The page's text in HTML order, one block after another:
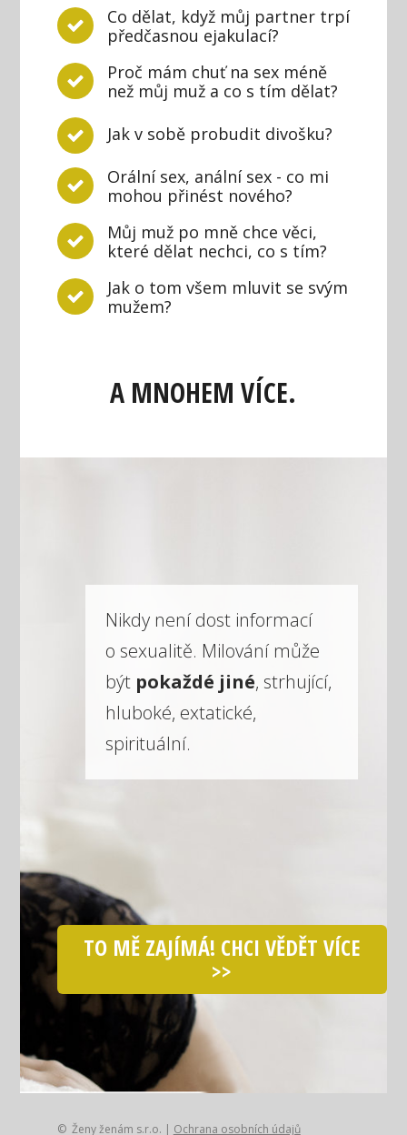
Co dělat, když můj partner trpí
předčasnou ejakulací?
Proč mám chuť na sex méně
než můj muž a co s tím dělat?
Jak v sobě probudit divošku?
Orální sex, anální sex - co mi
mohou přinést nového?
Můj muž po mně chce věci,
které dělat nechci, co s tím?
Jak o tom všem mluvit se svým
mužem?
A MNOHEM VÍCE.
Nikdy není dost informací
o sexualitě. Milování může
být pokaždé jiné, strhující,
hluboké, extatické,
spirituální.
TO MĚ ZAJÍMÁ! CHCI VĚDĚT VÍCE
>>
© Ženy ženám s.r.o. | Ochrana osobních údajů